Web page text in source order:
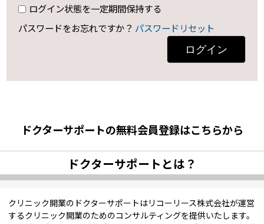
ログイン状態を一定期間保持する
パスワードをお忘れですか？ パスワードリセット
ログイン
ドクターサポートの無料会員登録はこちらから
ドクターサポートとは？
クリニック開業のドクターサポートはリコーリース株式会社が運営
するクリニック開業のためのコンサルティングを提供いたします。